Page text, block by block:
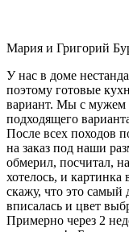
Мария и Григорий
У нас в доме
поэтому готовые
вариант. Мы с мужем
подходящего
После всех походов
на заказ под наши
обмерил, посчитал,
хотелось, и картинка
скажу, что это самый
вписалась и цвет
Примерно через 2